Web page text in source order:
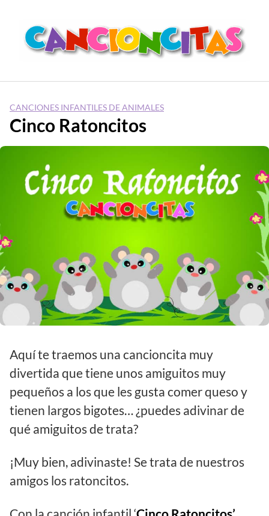
contenido
CANCIONES INFANTILES DE ANIMALES
Cinco Ratoncitos
Aquí te traemos una cancioncita muy
divertida que tiene unos amiguitos muy
pequeños a los que les gusta comer queso y
tienen largos bigotes… ¿puedes adivinar de
qué amiguitos de trata?
¡Muy bien, adivinaste! Se trata de nuestros
amigos los ratoncitos.